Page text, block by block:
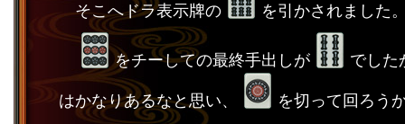
そこへドラ表示牌の を引かされました
をチーしての最終手出しが でした
はかなりあるなと思い、
を切って回ろう